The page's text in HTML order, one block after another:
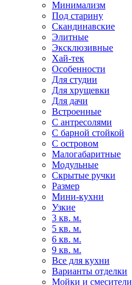
Минимализм
Под старину
Скандинавские
Элитные
Эксклюзивные
Хай-тек
Особенности
Для студии
Для хрущевки
Для дачи
Встроенные
С антресолями
С барной стойкой
С островом
Малогабаритные
Модульные
Скрытые ручки
Размер
Мини-кухни
Узкие
3 кв. м.
5 кв. м.
6 кв. м.
9 кв. м.
Все для кухни
Варианты отделки
Мойки и смесители